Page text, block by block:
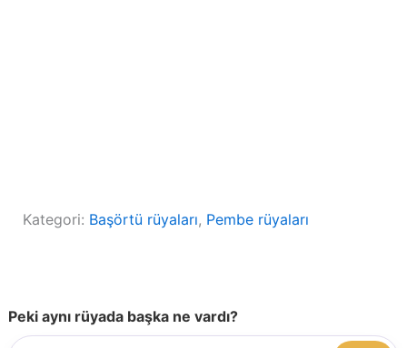
Kategori: Başörtü rüyaları, Pembe rüyaları
Peki aynı rüyada başka ne vardı?